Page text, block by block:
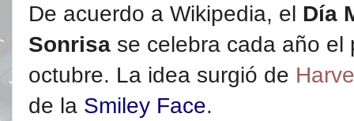
De acuerdo a Wikipedia, el Día
Sonrisa se celebra cada año el
octubre. La idea surgió de
de la Smiley Face.